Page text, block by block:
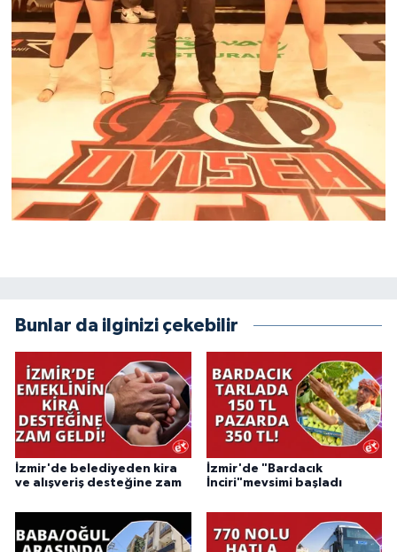
Bunlar da ilginizi çekebilir
İzmir'de belediyeden kira
ve alışveriş desteğine zam
İzmir'de "Bardacık
İnciri"mevsimi başladı